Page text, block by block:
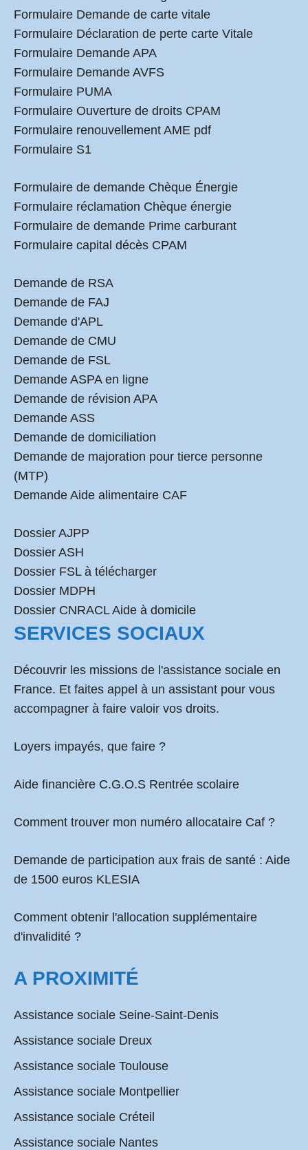
Formulaire Demande de carte vitale
Formulaire Déclaration de perte carte Vitale
Formulaire Demande APA
Formulaire Demande AVFS
Formulaire PUMA
Formulaire Ouverture de droits CPAM
Formulaire renouvellement AME pdf
Formulaire S1
Formulaire de demande Chèque Énergie
Formulaire réclamation Chèque énergie
Formulaire de demande Prime carburant
Formulaire capital décès CPAM
Demande de RSA
Demande de FAJ
Demande d'APL
Demande de CMU
Demande de FSL
Demande ASPA en ligne
Demande de révision APA
Demande ASS
Demande de domiciliation
Demande de majoration pour tierce personne
(MTP)
Demande Aide alimentaire CAF
Dossier AJPP
Dossier ASH
Dossier FSL à télécharger
Dossier MDPH
Dossier CNRACL Aide à domicile
SERVICES SOCIAUX
Découvrir les missions de l'assistance sociale en
France. Et faites appel à un assistant pour vous
accompagner à faire valoir vos droits.
Loyers impayés, que faire ?
Aide financière C.G.O.S Rentrée scolaire
Comment trouver mon numéro allocataire Caf ?
Demande de participation aux frais de santé : Aide
de 1500 euros KLESIA
Comment obtenir l'allocation supplémentaire
d'invalidité ?
A PROXIMITÉ
Assistance sociale Seine-Saint-Denis
Assistance sociale Dreux
Assistance sociale Toulouse
Assistance sociale Montpellier
Assistance sociale Créteil
Assistance sociale Nantes